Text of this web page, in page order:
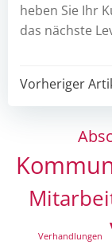
heben Sie Ihr
das nächste
Post
Vorheriger
Verhandlungen